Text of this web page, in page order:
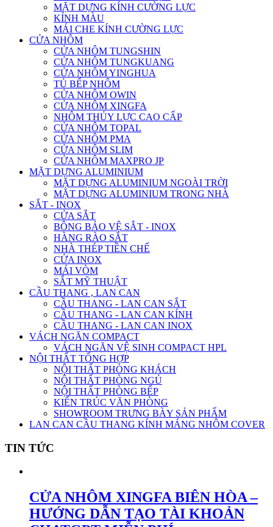
MẶT DỰNG KÍNH CƯỜNG LỰC
KÍNH MÀU
MÁI CHE KÍNH CƯỜNG LỰC
CỬA NHÔM
CỬA NHÔM TUNGSHIN
CỬA NHÔM TUNGKUANG
CỬA NHÔM YINGHUA
TỦ BẾP NHÔM
CỬA NHÔM OWIN
CỬA NHÔM XINGFA
NHÔM THỦY LỰC CAO CẤP
CỬA NHÔM TOPAL
CỬA NHÔM PMA
CỬA NHÔM SLIM
CỬA NHÔM MAXPRO JP
MẶT DỰNG ALUMINIUM
MẶT DỰNG ALUMINIUM NGOÀI TRỜI
MẶT DỰNG ALUMINIUM TRONG NHÀ
SẮT - INOX
CỬA SẮT
BÔNG BẢO VỆ SẮT - INOX
HÀNG RÀO SẮT
NHÀ THÉP TIỀN CHẾ
CỬA INOX
MÁI VÒM
SẮT MỸ THUẬT
CẦU THANG , LAN CAN
CẦU THANG - LAN CAN SẮT
CẦU THANG - LAN CAN KÍNH
CẦU THANG - LAN CAN INOX
VÁCH NGĂN COMPACT
VÁCH NGĂN VỆ SINH COMPACT HPL
NỘI THẤT TỔNG HỢP
NỘI THẤT PHÒNG KHÁCH
NỘI THẤT PHÒNG NGỦ
NỘI THẤT PHÒNG BẾP
KIẾN TRÚC VĂN PHÒNG
SHOWROOM TRƯNG BÀY SẢN PHẨM
LAN CAN CẦU THANG KÍNH MÁNG NHÔM COVER
TIN TỨC
CỬA NHÔM XINGFA BIÊN HÒA –
HƯỚNG DẪN TẠO TÀI KHOẢN